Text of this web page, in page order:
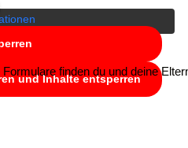
und Inhalte entsperren
finden du und deine